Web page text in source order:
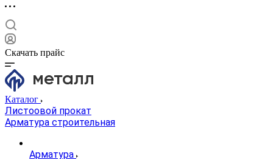
Скачать прайс
Каталог
Листоовой прокат
Арматура строительная
Арматура